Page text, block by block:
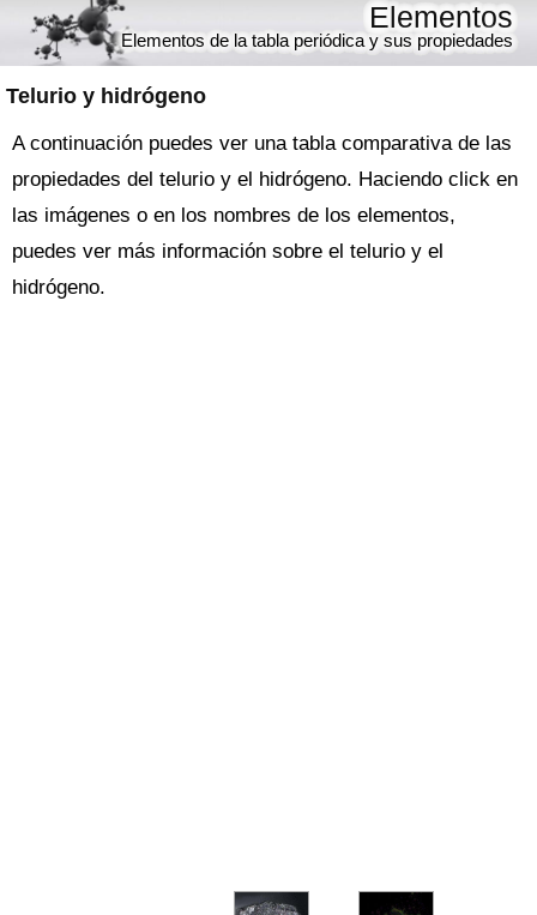
Telurio y hidrógeno
Elementos
Elementos de la tabla periódica y sus propiedades
A continuación puedes ver una tabla comparativa de las
propiedades del telurio y el hidrógeno. Haciendo click en
las imágenes o en los nombres de los elementos,
puedes ver más información sobre el telurio y el
hidrógeno.